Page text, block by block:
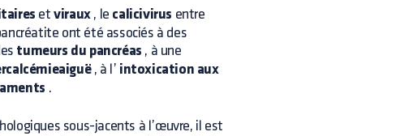
etviraux, le calicivirus entre
ont été associés à des
tumeurs du pancréas , à une
, à l’ intoxication aux
.
sous-jacents à l’œuvre, il est